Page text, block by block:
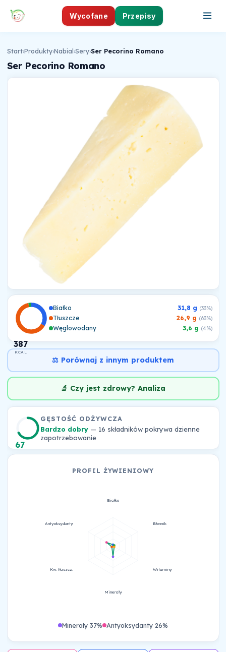
Wycofane Przepisy
Start›Produkty›Nabial›Sery›Ser Pecorino Romano
Ser Pecorino Romano
387
KCAL
Białko 31,8 g (33%)
Tłuszcze 26,9 g (63%)
Węglowodany 3,6 g (4%)
⚖️ Porównaj z innym produktem
🔬 Czy jest zdrowy? Analiza
67
GĘSTOŚĆ ODŻYWCZA
Bardzo dobry— 16 składników pokrywa dzienne
zapotrzebowanie
PROFIL ŻYWIENIOWY
Białko
Błonnik
Witaminy
Minerały
Kw. tłuszcz.
Antyoksydanty
Minerały 37% Antyoksydanty 26%